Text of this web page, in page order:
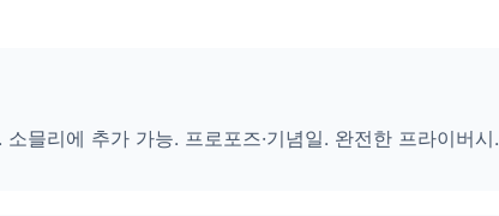
믈리에 추가 가능. 프로포즈·기념일. 완전한 프라이버시.